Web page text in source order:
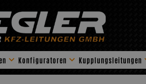
Konfiguratoren Kupplungsleitungen